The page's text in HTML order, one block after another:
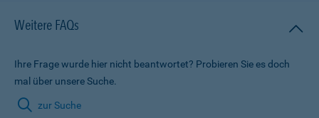
Weitere FAQs
Ihre Frage wurde hier nicht beantwortet? Probieren Sie es doch
mal über unsere Suche.
zur Suche